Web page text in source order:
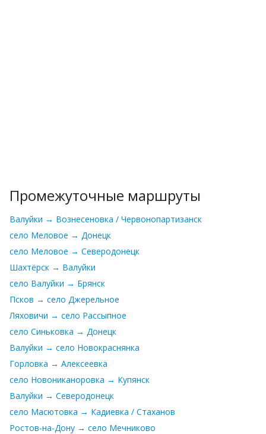
Промежуточные маршруты
Валуйки → Вознесеновка / Червонопартизанск
село Меловое → Донецк
село Меловое → Северодонецк
Шахтёрск → Валуйки
село Валуйки → Брянск
Псков → село Джерельное
Ляховичи → село Рассыпное
село Синьковка → Донецк
Валуйки → село Новокраснянка
Горловка → Алексеевка
село Новониканоровка → Купянск
Валуйки → Северодонецк
село Масютовка → Кадиевка / Стаханов
Ростов-на-Дону → село Мечниково